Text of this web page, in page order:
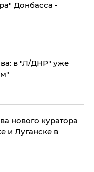
Донбасса -
в "Л/ДНР" уже
нового куратора
и Луганске в